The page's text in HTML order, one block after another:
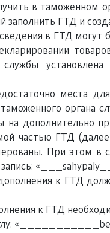
в таможенном
заполнить ГТД и
в ГТД
места
органа
на дополнительно
частью ГТД
При этом в
к ГТД
к ГТД